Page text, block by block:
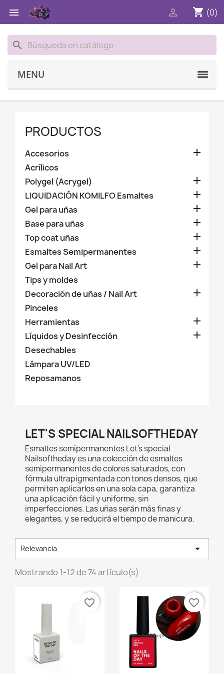
 shopping_cart (0)

search
MENU
PRODUCTOS
Accesorios 
Acrílicos
Polygel (Acrygel)

LIQUIDACIÓN KOMILFO Esmaltes 
Gel para uñas 
Base para uñas 
Top coat uñas 
Esmaltes Semipermanentes 
Gel para Nail Art 
Tips y moldes
Decoración de uñas / Nail Art

Pinceles
Herramientas

Líquidos y Desinfección 
Desechables
Lámpara UV/LED
Reposamanos
LET'S SPECIAL NAILSOFTHEDAY
Esmaltes semipermanentes Let's special
Nailsoftheday es una colección de esmaltes
semipermanentes de colores saturados, con
fórmula ultrapigmentada con tonos densos, que
permiten aplicarlos en una sola capa, garantiza
una aplicación fácil y uniforme, sin
imperfecciones. Las uñas serán más finas y
elegantes, y se reducirá el tiempo de manicura.
Relevancia 
Mostrando 1-12 de 74 artículo(s)
favorite_border favorite_border